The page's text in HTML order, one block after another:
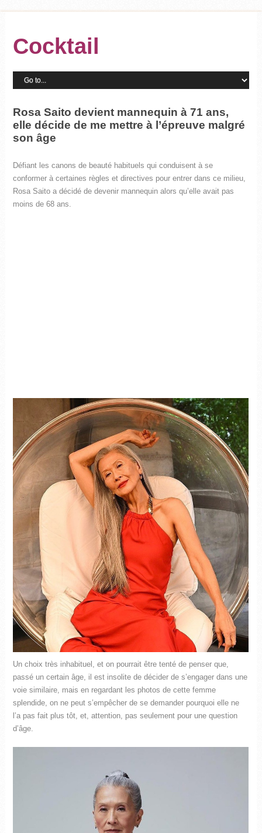
Cocktail
Rosa Saito devient mannequin à 71 ans,
elle décide de me mettre à l’épreuve malgré
son âge
Défiant les canons de beauté habituels qui conduisent à se
conformer à certaines règles et directives pour entrer dans ce milieu,
Rosa Saito a décidé de devenir mannequin alors qu’elle avait pas
moins de 68 ans.
Un choix très inhabituel, et on pourrait être tenté de penser que,
passé un certain âge, il est insolite de décider de s’engager dans une
voie similaire, mais en regardant les photos de cette femme
splendide, on ne peut s’empêcher de se demander pourquoi elle ne
l’a pas fait plus tôt, et, attention, pas seulement pour une question
d’âge.